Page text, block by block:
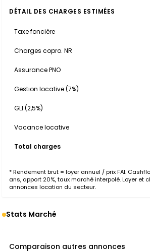
DÉTAIL DES CHARGES ESTIMÉES
Taxe foncière
Charges copro. NR
Assurance PNO
Gestion locative (7%)
GLI (2,5%)
Vacance locative
Total charges
* Rendement brut = loyer annuel / prix FAI.
ans, apport 20%, taux marché interpolé. Loyer et
annonces location du secteur.
Stats Marché
Comparaison autres annonces